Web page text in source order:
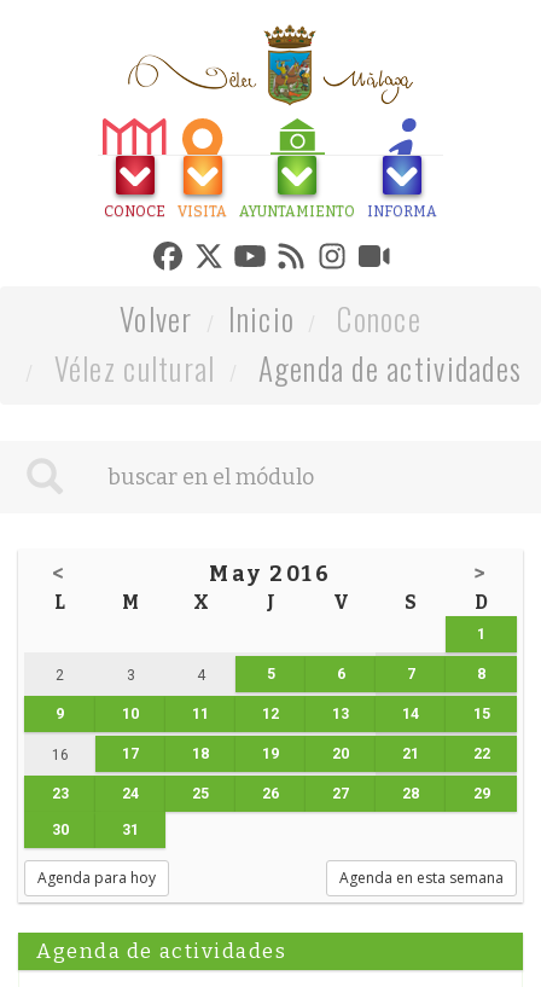
CONOCE VISITA AYUNTAMIENTO INFORMA
Volver Inicio
Conoce
Vélez cultural
Agenda de actividades
< May 2016 >
L M X J V S D
1
2 3 4 5 6 7 8
9 10 11 12 13 14 15
16 17 18 19 20 21 22
23 24 25 26 27 28 29
30 31
Agenda para hoy Agenda en esta semana
Agenda de actividades